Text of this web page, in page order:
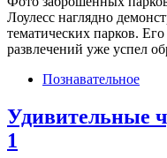
Лоулесс наглядно
тематических парков.
развлечений уже успел
Познавательное
Удивительные
1